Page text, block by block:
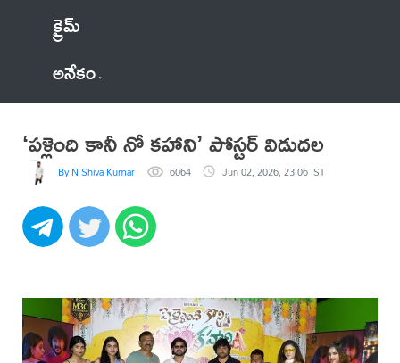
క్రైమ్
అనేకం
‘పళ్లైంది కానీ నో కహాని’ పోస్టర్ విడుదల
By N Shiva Kumar 6064 Jun 02, 2026, 23:06 IST